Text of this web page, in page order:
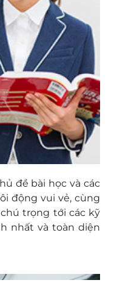
đề bài học và các
động vui vẻ, cùng
trọng tới các kỹ
nhất và toàn diện